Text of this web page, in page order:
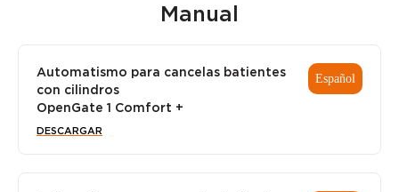
Manual
Automatismo para cancelas batientes
con cilindros
OpenGate 1 Comfort +
Español
DESCARGAR